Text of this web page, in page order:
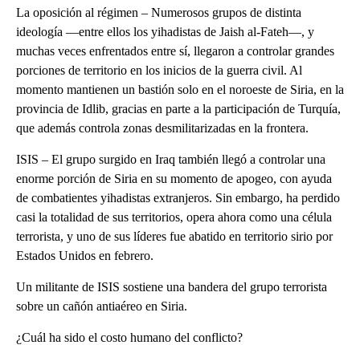
La oposición al régimen – Numerosos grupos de distinta
ideología —entre ellos los yihadistas de Jaish al-Fateh—, y
muchas veces enfrentados entre sí, llegaron a controlar grandes
porciones de territorio en los inicios de la guerra civil. Al
momento mantienen un bastión solo en el noroeste de Siria, en la
provincia de Idlib, gracias en parte a la participación de Turquía,
que además controla zonas desmilitarizadas en la frontera.
ISIS – El grupo surgido en Iraq también llegó a controlar una
enorme porción de Siria en su momento de apogeo, con ayuda
de combatientes yihadistas extranjeros. Sin embargo, ha perdido
casi la totalidad de sus territorios, opera ahora como una célula
terrorista, y uno de sus líderes fue abatido en territorio sirio por
Estados Unidos en febrero.
Un militante de ISIS sostiene una bandera del grupo terrorista
sobre un cañón antiaéreo en Siria.
¿Cuál ha sido el costo humano del conflicto?